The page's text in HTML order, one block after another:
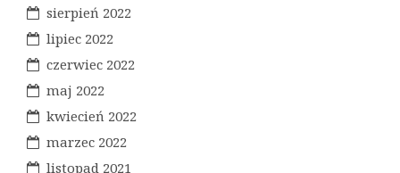
sierpień 2022
lipiec 2022
czerwiec 2022
maj 2022
kwiecień 2022
marzec 2022
listopad 2021